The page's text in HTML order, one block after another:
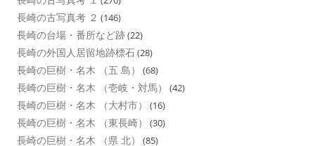
長崎の古写真考 ２ (146)
長崎の台場・番所など跡(22)
長崎の外国人居留地跡標石(28)
長崎の巨樹・名木 （五 島） (68)
長崎の巨樹・名木 （壱岐・対馬） (42)
長崎の巨樹・名木 （大村市） (16)
長崎の巨樹・名木 （東長崎） (30)
長崎の巨樹・名木 （県 北） (85)